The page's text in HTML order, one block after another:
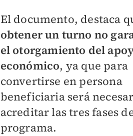
El documento, destaca
obtener un turno no
el otorgamiento del
económico, ya que para
convertirse en persona
beneficiaria será
acreditar las tres fases
programa.